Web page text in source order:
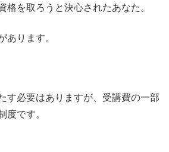
格を取ろうと決心されたあなた。
あります。
す必要はありますが、受講費の一部
度です。